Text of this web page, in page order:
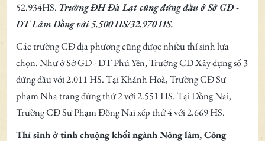
52.934HS. Trường ĐH Đà Lạt cũng đứng đầu ở Sở GD -
ĐT Lâm Đồng với 5.500 HS/32.970 HS.
Các trường CĐ địa phương cũng được nhiều thí sinh lựa
chọn. Như ở Sở GD - ĐT Phú Yên, Trường CĐ Xây dựng số 3
đứng đầu với 2.011 HS. Tại Khánh Hoà, Trường CĐ Sư
phạm Nha trang đứng thứ 2 với 2.551 HS. Tại Đồng Nai,
Trường CĐ Sư Phạm Đồng Nai xếp thứ 4 với 2.669 HS.
Thí sinh ở tỉnh chuộng khối ngành Nông lâm, Công